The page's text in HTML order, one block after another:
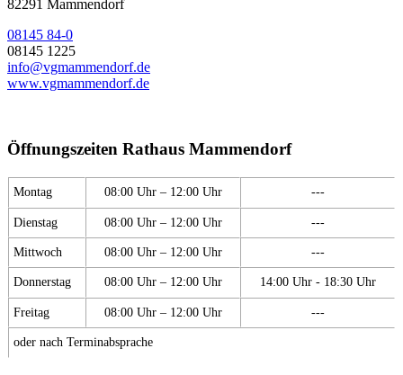
82291 Mammendorf
08145 84-0
08145 1225
info@vgmammendorf.de
www.vgmammendorf.de
Öffnungszeiten Rathaus Mammendorf
Montag 08:00 Uhr – 12:00 Uhr ---
Dienstag 08:00 Uhr – 12:00 Uhr ---
Mittwoch 08:00 Uhr – 12:00 Uhr ---
Donnerstag 08:00 Uhr – 12:00 Uhr 14:00 Uhr - 18:30 Uhr
Freitag 08:00 Uhr – 12:00 Uhr ---
oder nach Terminabsprache